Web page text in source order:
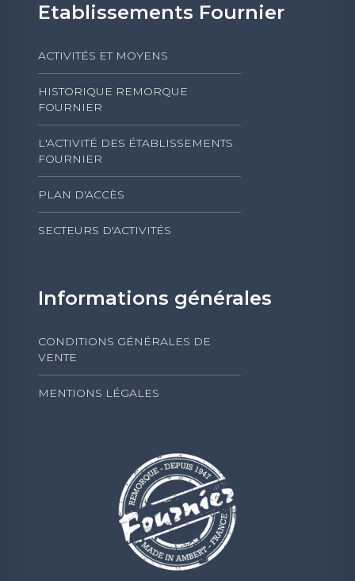
Etablissements Fournier
ACTIVITÉS ET MOYENS
HISTORIQUE REMORQUE
FOURNIER
L'ACTIVITÉ DES ÉTABLISSEMENTS
FOURNIER
PLAN D'ACCÈS
SECTEURS D'ACTIVITÉS
Informations générales
CONDITIONS GÉNÉRALES DE
VENTE
MENTIONS LÉGALES